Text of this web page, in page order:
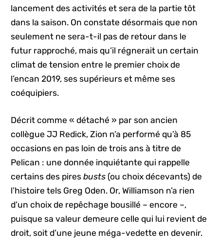
lancement des activités et sera de la partie tôt
dans la saison. On constate désormais que non
seulement ne sera-t-il pas de retour dans le
futur rapproché, mais qu’il régnerait un certain
climat de tension entre le premier choix de
l’encan 2019, ses supérieurs et même ses
coéquipiers.
Décrit comme « détaché » par son ancien
collègue JJ Redick, Zion n’a performé qu’à 85
occasions en pas loin de trois ans à titre de
Pelican : une donnée inquiétante qui rappelle
certains des piresbusts (ou choix décevants) de
l’histoire tels Greg Oden. Or, Williamson n’a rien
d’un choix de repêchage bousillé – encore –,
puisque sa valeur demeure celle qui lui revient de
droit, soit d’une jeune méga-vedette en devenir.